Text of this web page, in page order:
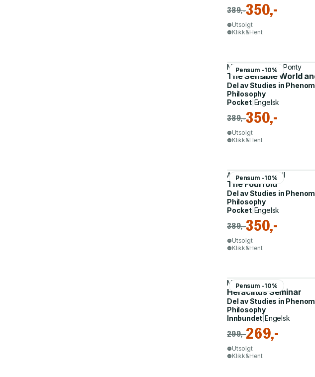
389,-350,-
Utsolgt
Klikk&Hent
Pensum -10%
Maurice Merleau-Ponty
The Sensible World
Del avStudies in
Philosophy
Pocket| Engelsk
389,-350,-
Utsolgt
Klikk&Hent
Pensum -10%
Andrew J. Mitchell
The Fourfold
Del avStudies in
Philosophy
Pocket| Engelsk
389,-350,-
Utsolgt
Klikk&Hent
Pensum -10%
Martin Heidegger
Heraclitus Seminar
Del avStudies in
Philosophy
Innbundet |Engelsk
299,-269,-
Utsolgt
Klikk&Hent